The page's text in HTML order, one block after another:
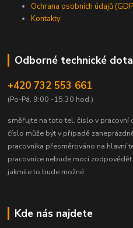
Ochrana osobních údajů
Kontakty
Odborné technické
+420 732 553 661
(Po-Pá, 9:00 -15:30 hod.)
směřujte na toto tel. číslo v pracovní
číslo může být v případě
pracovníka přesměrováno na hlavní
pracovnice nebude moci
jakmile to bude možné.
Kde nás najdete